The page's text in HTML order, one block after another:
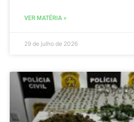
VER MATÉRIA »
29 de julho de 2026